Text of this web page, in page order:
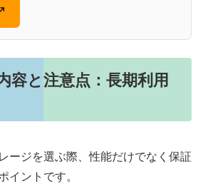
↗
容と注意点：長期利用
ージを選ぶ際、性能だけでなく保証
イントです。